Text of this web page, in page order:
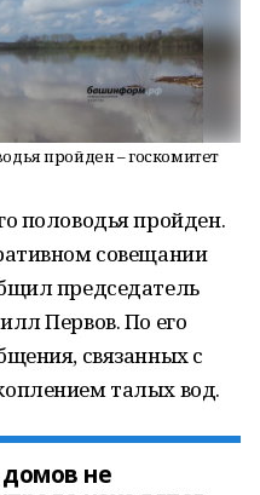
пройден – госкомитет
половодья пройден.
совещании
председатель
Первов. По его
связанных с
талых вод.
не